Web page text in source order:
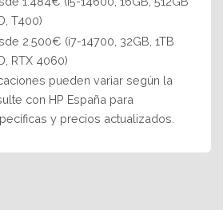
T400)
2.500€ (i7-14700, 32GB, 1TB
RTX 4060)
pueden variar según la
con HP España para
y precios actualizados.